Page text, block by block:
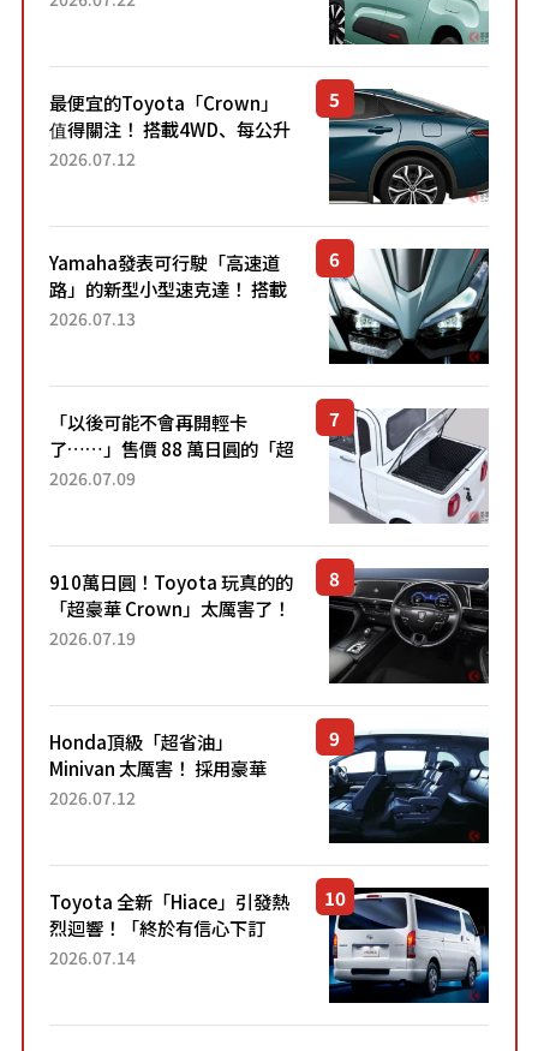
最便宜的Toyota「Crown」
值得關注！ 搭載4WD、每公升
22.4公里低油耗表現超亮眼！
2026.07.12
Yamaha發表可行駛「高速道
路」的新型小型速克達！ 搭載
能享受超強勁「渦輪感」的動
2026.07.13
「以後可能不會再開輕卡
了……」售價 88 萬日圓的「超
迷你輕型貨車」引發兩極評
了！...
2026.07.09
910萬日圓！Toyota 玩真的的
「超豪華 Crown」太厲害了！
採用由「匠人技藝」打造的
2026.07.19
Honda頂級「超省油」
Minivan 太厲害！ 採用豪華
「真皮座椅」與專屬「黑色內
「三...
2026.07.12
Toyota 全新「Hiace」引發熱
烈迴響！「終於有信心下訂
了！」「哪個等級交車最
車？...
2026.07.14